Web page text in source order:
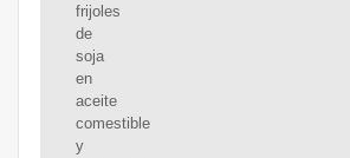
frijoles
de
soja
en
aceite
comestible
y